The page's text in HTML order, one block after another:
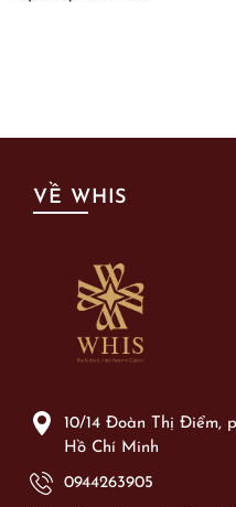
VỀ WHIS
10/14 Đoàn Thị Điểm,
Hồ Chí Minh
0944263905